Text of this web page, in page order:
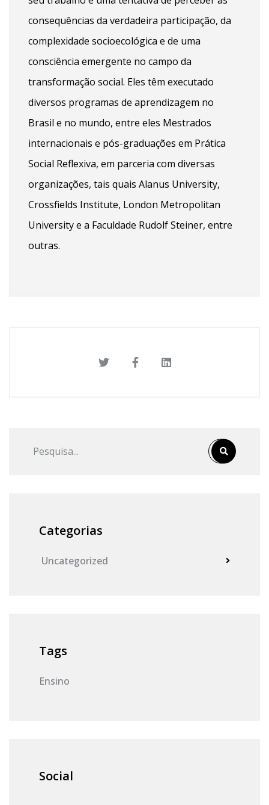
consequências da verdadeira participação, da
complexidade socioecológica e de uma
consciência emergente no campo da
transformação social. Eles têm executado
diversos programas de aprendizagem no
Brasil e no mundo, entre eles Mestrados
internacionais e pós-graduações em Prática
Social Reflexiva, em parceria com diversas
organizações, tais quais Alanus University,
Crossfields Institute, London Metropolitan
University e a Faculdade Rudolf Steiner, entre
outras.
Categorias
Uncategorized
Tags
Ensino
Social